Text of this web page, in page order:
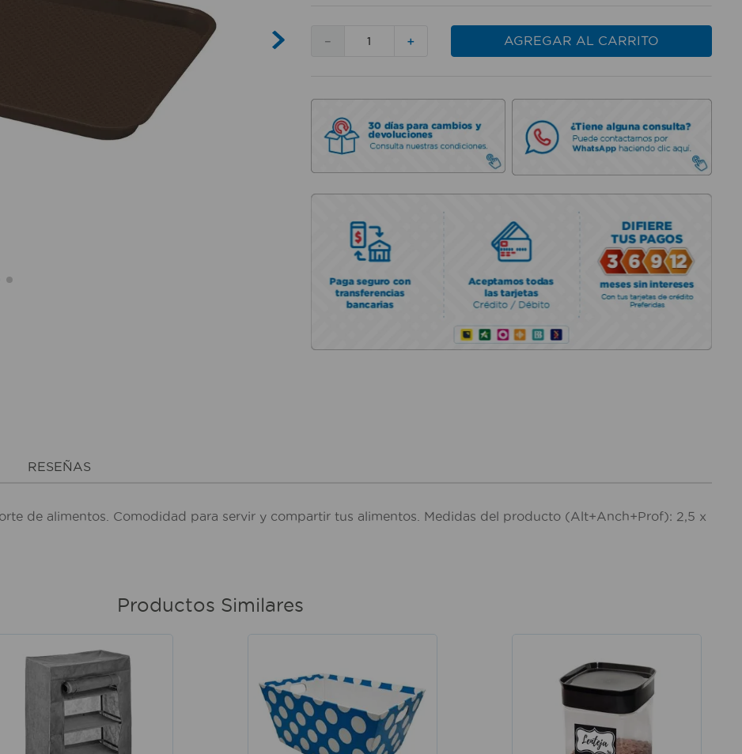
＋
－ AGREGAR AL CARRITO
RESEÑAS
de alimentos. Comodidad para servir y compartir tus alimentos. Medidas del producto (Alt+Anch+Prof): 2,5 x
Productos Similares